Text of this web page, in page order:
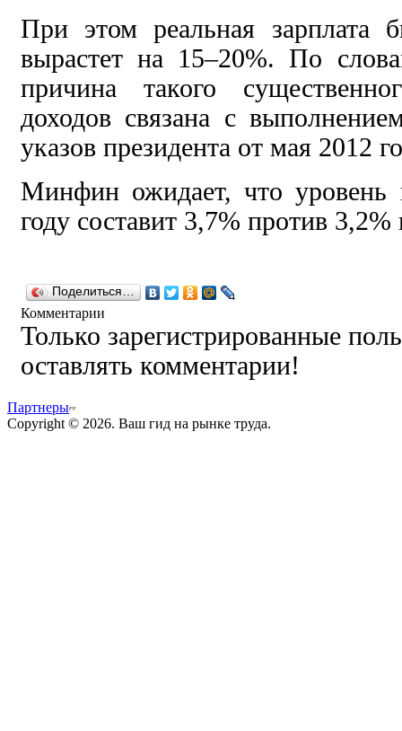
При этом реальная зарплата
вырастет на 15–20%. По
причина такого
доходов связана с
указов президента от мая 2012
Минфин ожидает, что
году составит 3,7% против
Поделиться…
Комментарии
Только зарегистрированные
оставлять комментарии!
Партнеры
Copyright © 2026. Ваш гид на рынке труда.